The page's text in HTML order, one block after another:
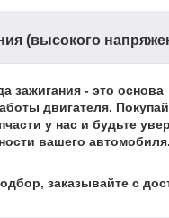
(высокого
зажигания - это основа
двигателя.
у нас и будьте
вашего автомобиля.
заказывайте с